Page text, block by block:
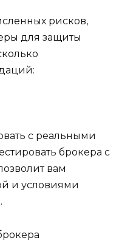
рисков,
для защиты
с реальными
брокера с
вам
и условиями